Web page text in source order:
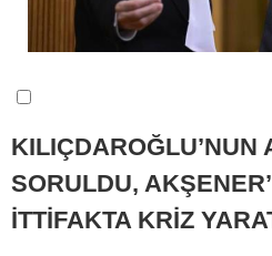
KILIÇDAROĞLU’NUN
SORULDU,
İTTİFAKTA KRİZ